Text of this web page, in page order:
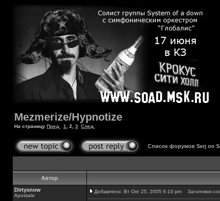
Mezmerize/Hypnotize
На страницу Пред. 1 2 3 След.
Список форумов Serj on
Автор
Dirtysnow
Apostate
Добавлено: Вт Окт 25, 2005 6:10 pm Заголовок